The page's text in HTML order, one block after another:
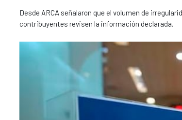
Desde ARCA señalaron que el volumen de
contribuyentes revisen la información declarada.